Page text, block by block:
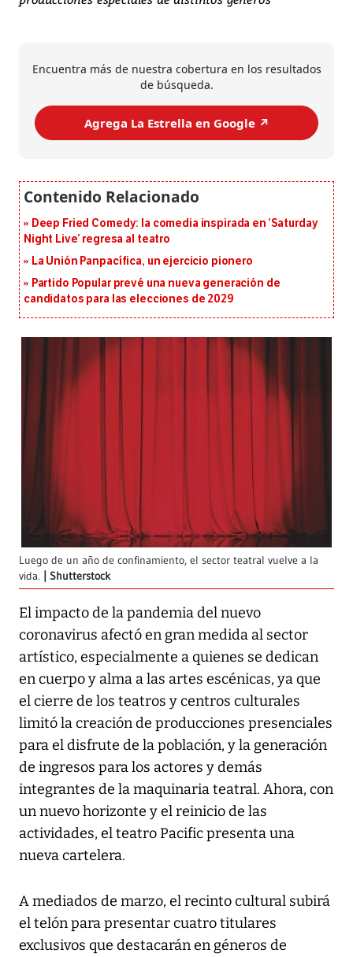
Encuentra más de nuestra cobertura en los resultados
de búsqueda.
Agrega La Estrella en Google ↗️
Deep Fried Comedy: la comedia inspirada en ‘Saturday
Night Live’ regresa al teatro
La Unión Panpacífica, un ejercicio pionero
Partido Popular prevé una nueva generación de
candidatos para las elecciones de 2029
Luego de un año de confinamiento, el sector teatral vuelve a la
vida.
Shutterstock
El impacto de la pandemia del nuevo
coronavirus afectó en gran medida al sector
artístico, especialmente a quienes se dedican
en cuerpo y alma a las artes escénicas, ya que
el cierre de los teatros y centros culturales
limitó la creación de producciones presenciales
para el disfrute de la población, y la generación
de ingresos para los actores y demás
integrantes de la maquinaria teatral. Ahora, con
un nuevo horizonte y el reinicio de las
actividades, el teatro Pacific presenta una
nueva cartelera.
A mediados de marzo, el recinto cultural subirá
el telón para presentar cuatro titulares
exclusivos que destacarán en géneros de